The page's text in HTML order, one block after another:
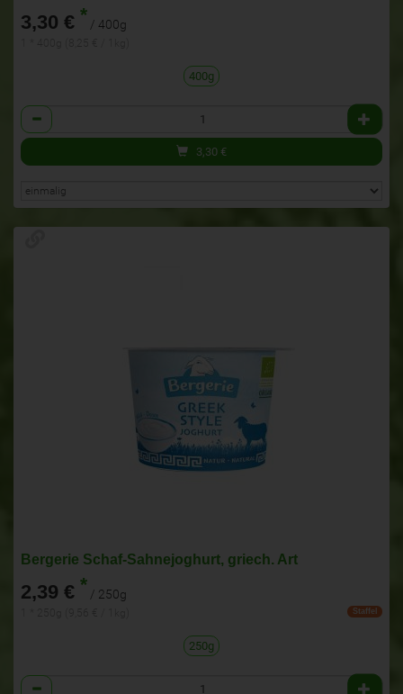
3,30 € * / 400g
400g
Anzahl
3,30 €
Bergerie Schaf-Sahnejoghurt, griech. Art
2,39 € * / 250g
Staffel
250g
Anzahl